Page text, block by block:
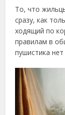
То, что
сразу, как
ходящий по
правилам в
пушистика